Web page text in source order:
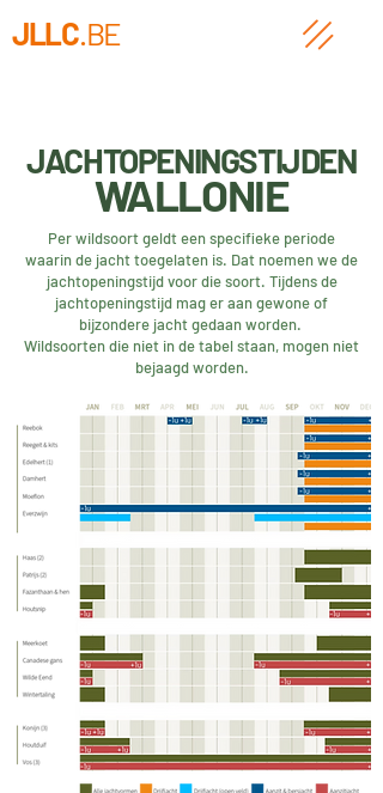
JLLC.BE
JACHTOPENINGSTIJDEN
WALLONIE
Per wildsoort geldt een specifieke periode
waarin de jacht toegelaten is. Dat noemen we de
jachtopeningstijd voor die soort. Tijdens de
jachtopeningstijd mag er aan gewone of
bijzondere jacht gedaan worden.
Wildsoorten die niet in de tabel staan, mogen niet
bejaagd worden.